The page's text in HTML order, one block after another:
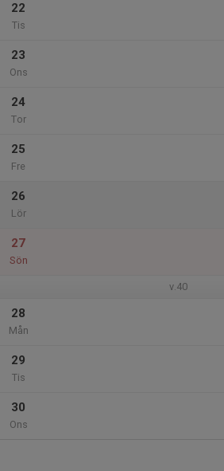
22
Tis
23
Ons
24
Tor
25
Fre
26
Lör
27
Sön
v.40
28
Mån
29
Tis
30
Ons